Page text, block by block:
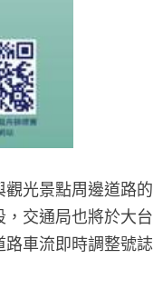
光景點周邊道路的
交通局也將於大台
車流即時調整號誌